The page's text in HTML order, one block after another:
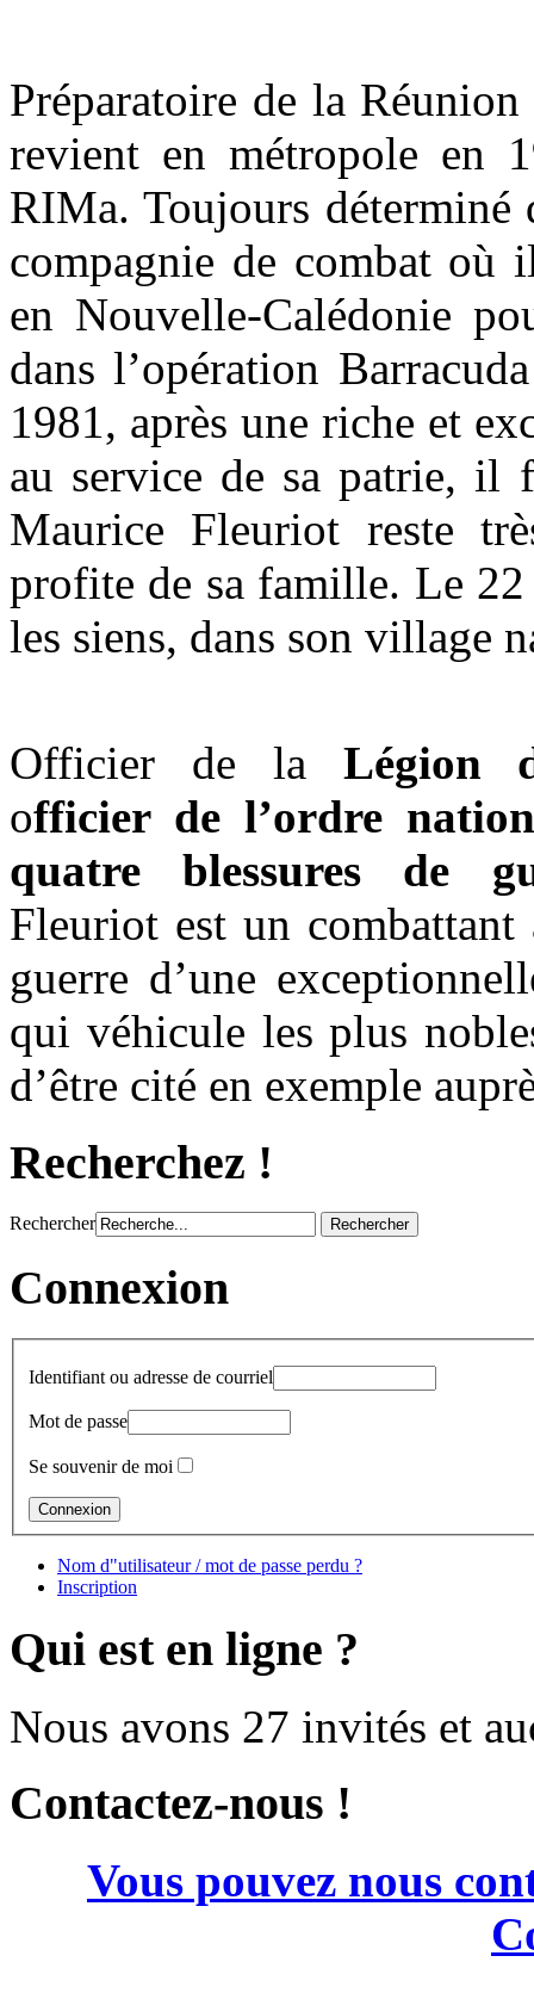
Préparatoire de la
revient en métropole en
RIMa. Toujours déterminé
compagnie de combat où
en Nouvelle-Calédonie
dans l’opération
1981, après une riche et
au service de sa patrie, il
Maurice Fleuriot reste
profite de sa famille. Le
les siens, dans son village
Officier de la Légion
officier de l’ordre
quatre blessures de
Fleuriot est un
guerre d’une
qui véhicule les plus
d’être cité en exemple
Recherchez !
Rechercher
Connexion
Identifiant ou adresse de courriel
Mot de passe
Se souvenir de moi
Nom d"utilisateur / mot de passe perdu ?
Inscription
Qui est en ligne ?
Nous avons 27 invités et
Contactez-nous !
Vous pouvez nous